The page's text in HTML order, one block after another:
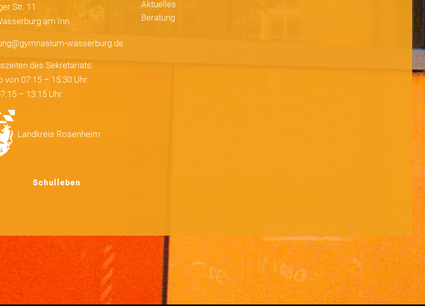
Str. 11
am Inn
wasserburg.de
des Sekretariats:
von 07:15 – 15:30 Uhr
– 13:15 Uhr
Landkreis Rosenheim
Aktuelles
Beratung
Schulleben